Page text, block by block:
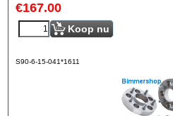
€167.00
Koop nu
S90-6-15-041*1611